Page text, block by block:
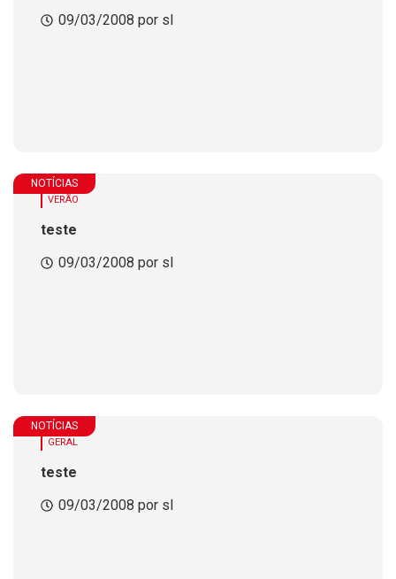
09/03/2008 por sl
NOTÍCIAS
VERÃO
teste
09/03/2008 por sl
NOTÍCIAS
GERAL
teste
09/03/2008 por sl